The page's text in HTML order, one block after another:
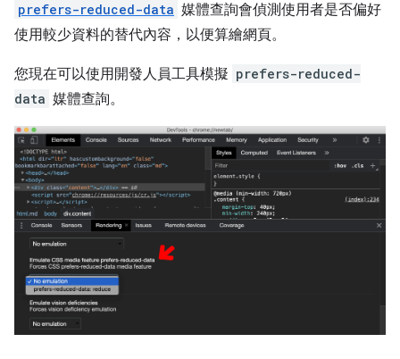
prefers-reduced-data 媒體查詢會偵測使用者是否偏好
使用較少資料的替代內容，以便算繪網頁。
您現在可以使用開發人員工具模擬 prefers-reduced-
data 媒體查詢。